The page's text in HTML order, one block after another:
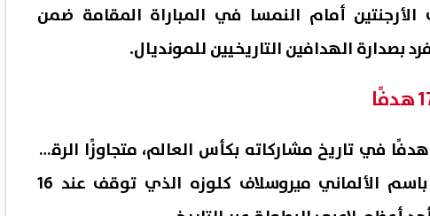
أمام النمسا في المباراة المقامة ضمن
بصدارة الهدافين التاريخيين للمونديال.
ميسي رصيده إلى 17 هدفًا في تاريخ مشاركاته بكأس العالم، متجاوزًا الرقم
القياسي السابق المسجل باسم الألماني ميروسلاف كلوزه الذي توقف عند 16